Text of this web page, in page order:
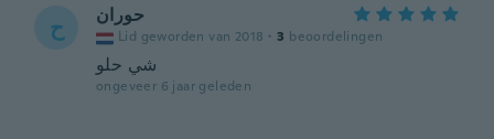
ح حوران
Lid geworden van 2018 · 3 beoordelingen
شي حلو
ongeveer 6 jaar geleden